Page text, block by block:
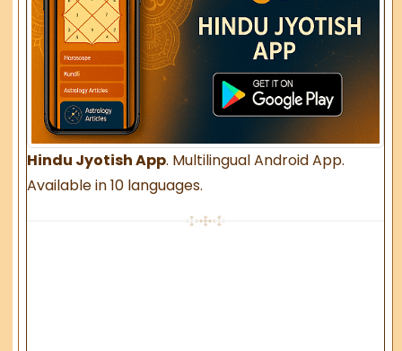
Hindu Jyotish App. Multilingual Android App.
Available in 10 languages.